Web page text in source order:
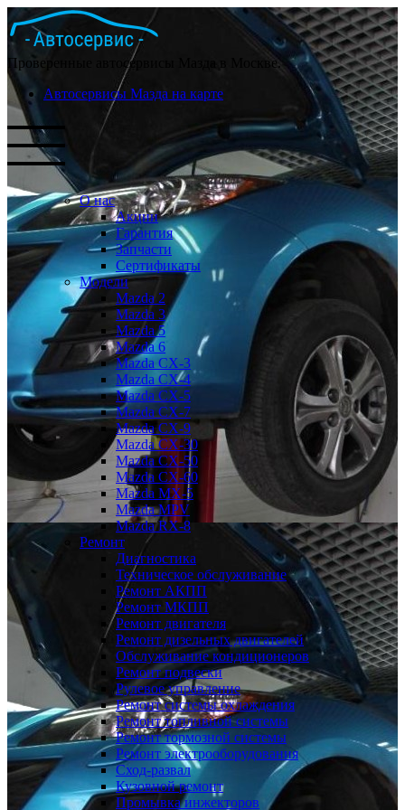
Проверенные автосервисы Мазда в Москве.
Автосервисы Мазда на карте
О нас
Акции
Гарантия
Запчасти
Сертификаты
Модели
Mazda 2
Mazda 3
Mazda 5
Mazda 6
Mazda СХ-3
Mazda СХ-4
Mazda СХ-5
Mazda CX-7
Mazda CX-9
Mazda CX-30
Mazda СХ-50
Mazda СХ-60
Mazda MX-5
Mazda MPV
Mazda RX-8
Ремонт
Диагностика
Техническое обслуживание
Ремонт АКПП
Ремонт МКПП
Ремонт двигателя
Ремонт дизельных двигателей
Обслуживание кондиционеров
Ремонт подвески
Рулевое управление
Ремонт системы охлаждения
Ремонт топливной системы
Ремонт тормозной системы
Ремонт электрооборудования
Сход-развал
Кузовной ремонт
Промывка инжекторов